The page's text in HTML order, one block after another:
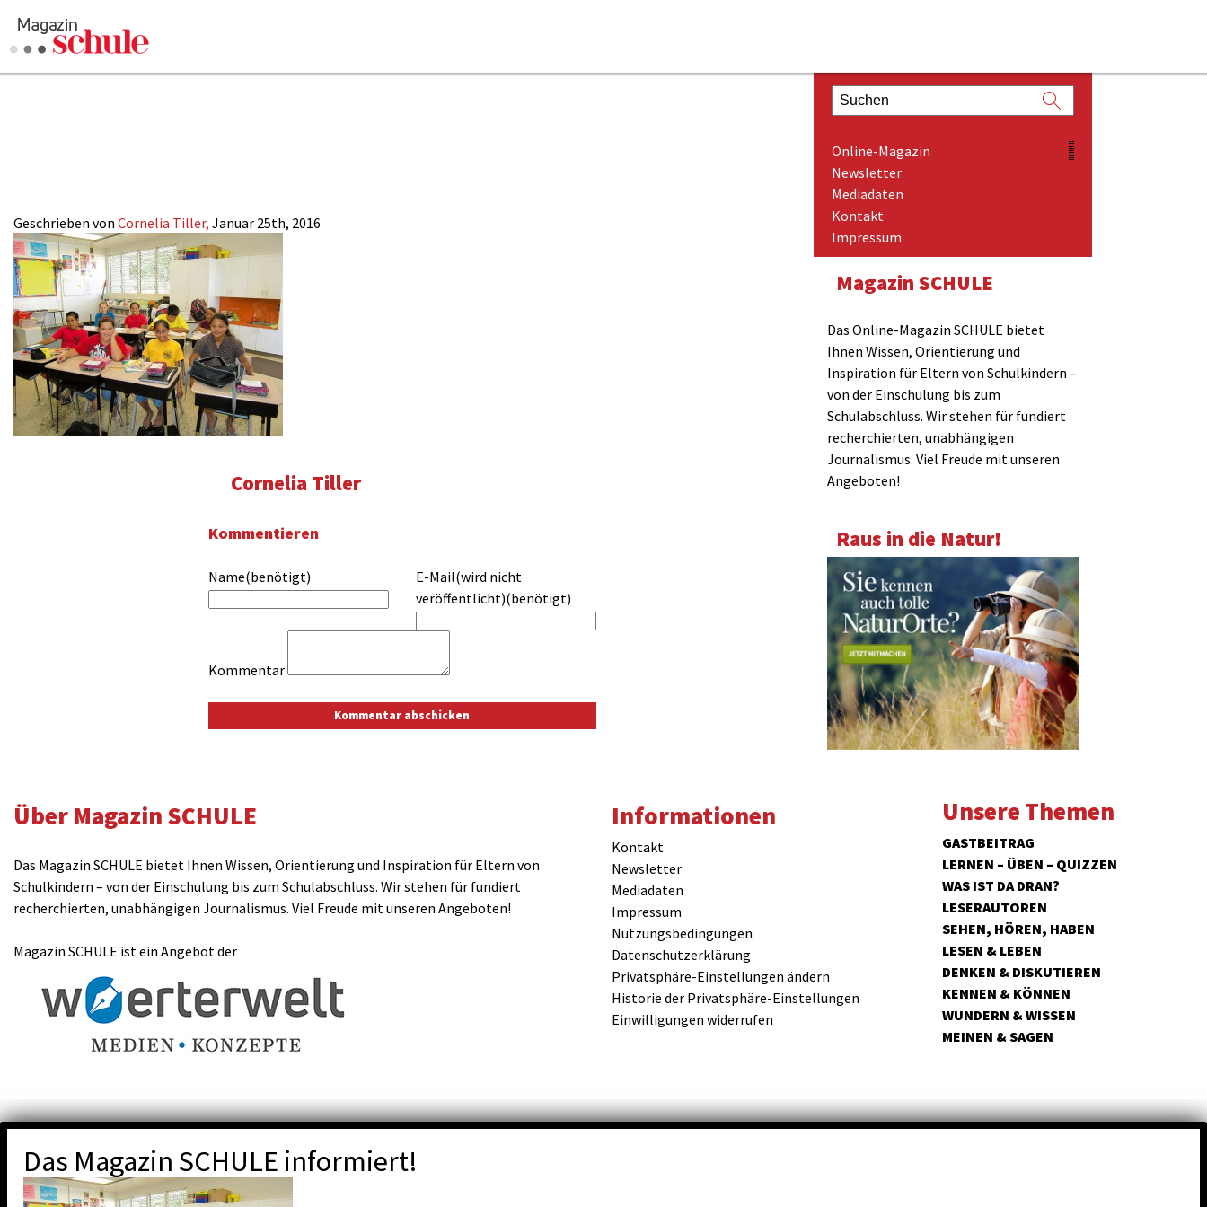
Geschrieben von Cornelia Tiller, Januar 25th, 2016
Cornelia Tiller
Kommentieren
Name(benötigt)
E-Mail(wird nicht
veröffentlicht)(benötigt)
Kommentar
Online-Magazin
Newsletter
Mediadaten
Kontakt
Impressum
Magazin SCHULE
Das Online-Magazin SCHULE bietet
Ihnen Wissen, Orientierung und
Inspiration für Eltern von Schulkindern –
von der Einschulung bis zum
Schulabschluss. Wir stehen für fundiert
recherchierten, unabhängigen
Journalismus. Viel Freude mit unseren
Angeboten!
Raus in die Natur!
Über Magazin SCHULE
Das Magazin SCHULE bietet Ihnen Wissen, Orientierung und Inspiration für Eltern von
Schulkindern – von der Einschulung bis zum Schulabschluss. Wir stehen für fundiert
recherchierten, unabhängigen Journalismus. Viel Freude mit unseren Angeboten!
Magazin SCHULE ist ein Angebot der
Informationen
Kontakt
Newsletter
Mediadaten
Impressum
Nutzungsbedingungen
Datenschutzerklärung
Privatsphäre-Einstellungen ändern
Historie der Privatsphäre-Einstellungen
Einwilligungen widerrufen
Unsere Themen
GASTBEITRAG
LERNEN – ÜBEN – QUIZZEN
WAS IST DA DRAN?
LESERAUTOREN
SEHEN, HÖREN, HABEN
LESEN & LEBEN
DENKEN & DISKUTIEREN
KENNEN & KÖNNEN
WUNDERN & WISSEN
MEINEN & SAGEN
Das Magazin SCHULE informiert!